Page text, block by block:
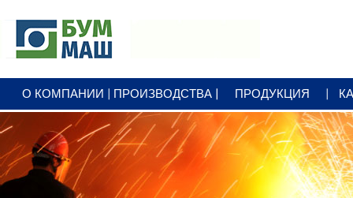
+7 341279 25 00
office@bummash.ru
О КОМПАНИИ ПРОИЗВОДСТВА ПРОДУКЦИЯ